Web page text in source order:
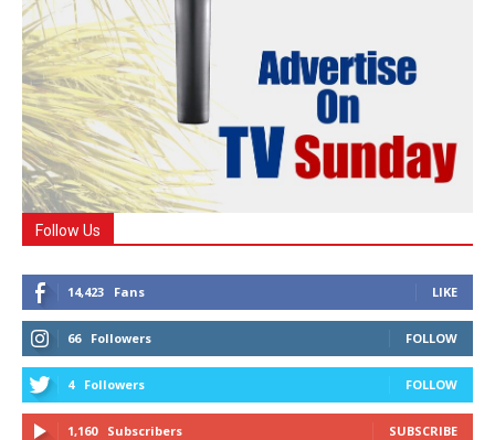
Follow Us
14,423 Fans LIKE
66 Followers FOLLOW
4 Followers FOLLOW
1,160 Subscribers SUBSCRIBE